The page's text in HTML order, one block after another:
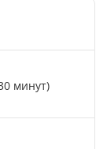
минут)